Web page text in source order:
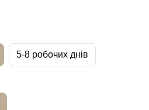
5-8 робочих днів